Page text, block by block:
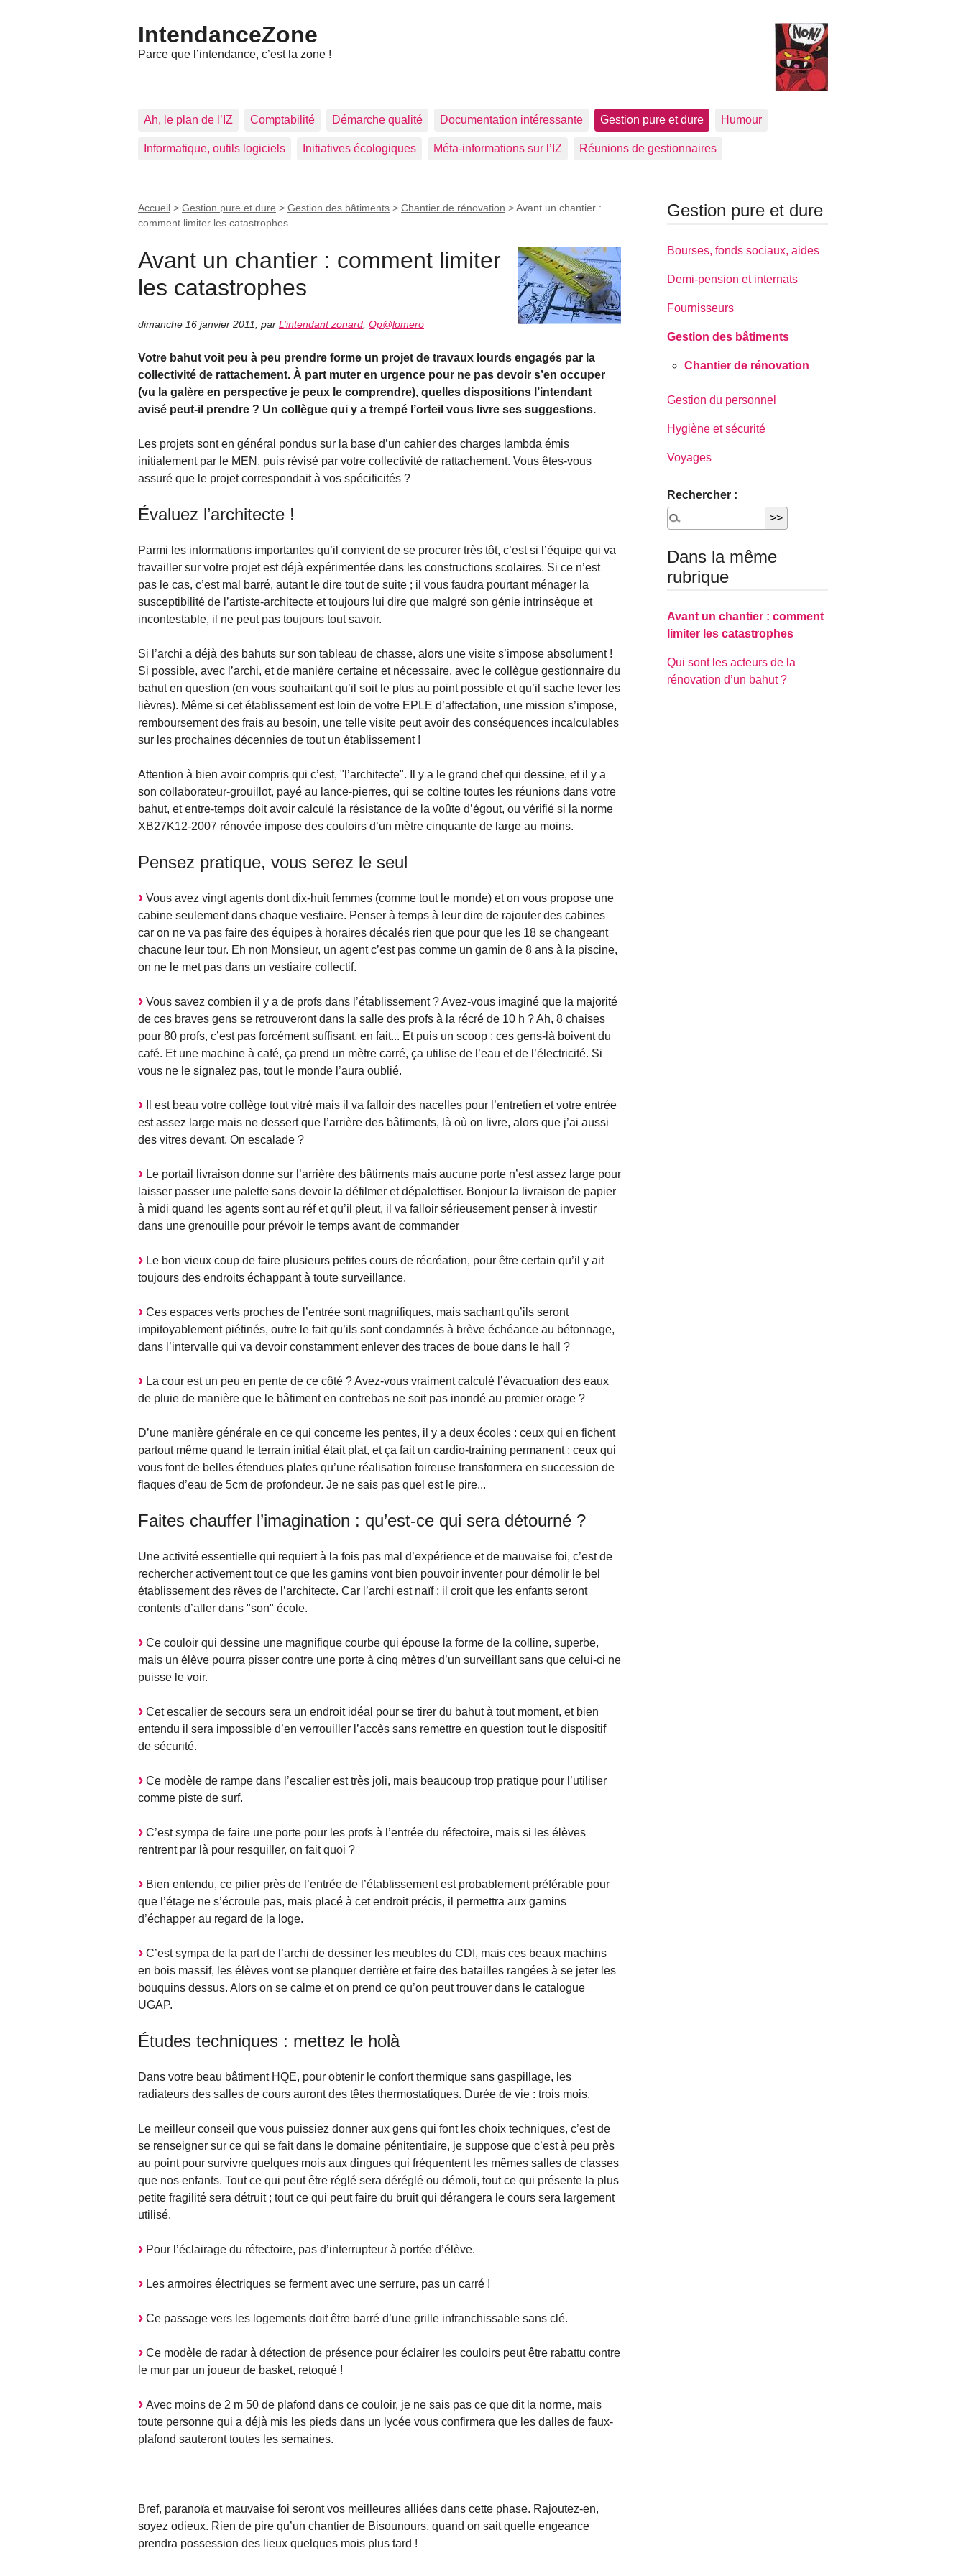
IntendanceZone
Parce que l’intendance, c’est la zone !
Ah, le plan de l’IZ Comptabilité Démarche qualité Documentation intéressante Gestion pure et dure Humour
Informatique, outils logiciels Initiatives écologiques Méta-informations sur l’IZ Réunions de gestionnaires
Accueil > Gestion pure et dure > Gestion des bâtiments > Chantier de rénovation >Avant un chantier :
comment limiter les catastrophes
Avant un chantier : comment limiter
les catastrophes
dimanche 16 janvier 2011 par L’intendant zonard Op@lomero
Votre bahut voit peu à peu prendre forme un projet de travaux lourds engagés par la
collectivité de rattachement. À part muter en urgence pour ne pas devoir s’en occuper
(vu la galère en perspective je peux le comprendre), quelles dispositions l’intendant
avisé peut-il prendre ? Un collègue qui y a trempé l’orteil vous livre ses suggestions.
Les projets sont en général pondus sur la base d’un cahier des charges lambda émis
initialement par le MEN, puis révisé par votre collectivité de rattachement. Vous êtes-vous
assuré que le projet correspondait à vos spécificités ?
Évaluez l’architecte !
Parmi les informations importantes qu’il convient de se procurer très tôt, c’est si l’équipe qui va
travailler sur votre projet est déjà expérimentée dans les constructions scolaires. Si ce n’est
pas le cas, c’est mal barré, autant le dire tout de suite ; il vous faudra pourtant ménager la
susceptibilité de l’artiste-architecte et toujours lui dire que malgré son génie intrinsèque et
incontestable, il ne peut pas toujours tout savoir.
Si l’archi a déjà des bahuts sur son tableau de chasse, alors une visite s’impose absolument !
Si possible, avec l’archi, et de manière certaine et nécessaire, avec le collègue gestionnaire du
bahut en question (en vous souhaitant qu’il soit le plus au point possible et qu’il sache lever les
lièvres). Même si cet établissement est loin de votre EPLE d’affectation, une mission s’impose,
remboursement des frais au besoin, une telle visite peut avoir des conséquences incalculables
sur les prochaines décennies de tout un établissement !
Attention à bien avoir compris qui c’est, "l’architecte". Il y a le grand chef qui dessine, et il y a
son collaborateur-grouillot, payé au lance-pierres, qui se coltine toutes les réunions dans votre
bahut, et entre-temps doit avoir calculé la résistance de la voûte d’égout, ou vérifié si la norme
XB27K12-2007 rénovée impose des couloirs d’un mètre cinquante de large au moins.
Pensez pratique, vous serez le seul
Vous avez vingt agents dont dix-huit femmes (comme tout le monde) et on vous propose une
cabine seulement dans chaque vestiaire. Penser à temps à leur dire de rajouter des cabines
car on ne va pas faire des équipes à horaires décalés rien que pour que les 18 se changeant
chacune leur tour. Eh non Monsieur, un agent c’est pas comme un gamin de 8 ans à la piscine,
on ne le met pas dans un vestiaire collectif.
Vous savez combien il y a de profs dans l’établissement ? Avez-vous imaginé que la majorité
de ces braves gens se retrouveront dans la salle des profs à la récré de 10 h ? Ah, 8 chaises
pour 80 profs, c’est pas forcément suffisant, en fait... Et puis un scoop : ces gens-là boivent du
café. Et une machine à café, ça prend un mètre carré, ça utilise de l’eau et de l’électricité. Si
vous ne le signalez pas, tout le monde l’aura oublié.
Il est beau votre collège tout vitré mais il va falloir des nacelles pour l’entretien et votre entrée
est assez large mais ne dessert que l’arrière des bâtiments, là où on livre, alors que j’ai aussi
des vitres devant. On escalade ?
Le portail livraison donne sur l’arrière des bâtiments mais aucune porte n’est assez large pour
laisser passer une palette sans devoir la défilmer et dépalettiser. Bonjour la livraison de papier
à midi quand les agents sont au réf et qu’il pleut, il va falloir sérieusement penser à investir
dans une grenouille pour prévoir le temps avant de commander
Le bon vieux coup de faire plusieurs petites cours de récréation, pour être certain qu’il y ait
toujours des endroits échappant à toute surveillance.
Ces espaces verts proches de l’entrée sont magnifiques, mais sachant qu’ils seront
impitoyablement piétinés, outre le fait qu’ils sont condamnés à brève échéance au bétonnage,
dans l’intervalle qui va devoir constamment enlever des traces de boue dans le hall ?
La cour est un peu en pente de ce côté ? Avez-vous vraiment calculé l’évacuation des eaux
de pluie de manière que le bâtiment en contrebas ne soit pas inondé au premier orage ?
D’une manière générale en ce qui concerne les pentes, il y a deux écoles : ceux qui en fichent
partout même quand le terrain initial était plat, et ça fait un cardio-training permanent ; ceux qui
vous font de belles étendues plates qu’une réalisation foireuse transformera en succession de
flaques d’eau de 5cm de profondeur. Je ne sais pas quel est le pire...
Faites chauffer l’imagination : qu’est-ce qui sera détourné ?
Une activité essentielle qui requiert à la fois pas mal d’expérience et de mauvaise foi, c’est de
rechercher activement tout ce que les gamins vont bien pouvoir inventer pour démolir le bel
établissement des rêves de l’architecte. Car l’archi est naïf : il croit que les enfants seront
contents d’aller dans "son" école.
Ce couloir qui dessine une magnifique courbe qui épouse la forme de la colline, superbe,
mais un élève pourra pisser contre une porte à cinq mètres d’un surveillant sans que celui-ci ne
puisse le voir.
Cet escalier de secours sera un endroit idéal pour se tirer du bahut à tout moment, et bien
entendu il sera impossible d’en verrouiller l’accès sans remettre en question tout le dispositif
de sécurité.
Ce modèle de rampe dans l’escalier est très joli, mais beaucoup trop pratique pour l’utiliser
comme piste de surf.
C’est sympa de faire une porte pour les profs à l’entrée du réfectoire, mais si les élèves
rentrent par là pour resquiller, on fait quoi ?
Bien entendu, ce pilier près de l’entrée de l’établissement est probablement préférable pour
que l’étage ne s’écroule pas, mais placé à cet endroit précis, il permettra aux gamins
d’échapper au regard de la loge.
C’est sympa de la part de l’archi de dessiner les meubles du CDI, mais ces beaux machins
en bois massif, les élèves vont se planquer derrière et faire des batailles rangées à se jeter les
bouquins dessus. Alors on se calme et on prend ce qu’on peut trouver dans le catalogue
UGAP.
Études techniques : mettez le holà
Dans votre beau bâtiment HQE, pour obtenir le confort thermique sans gaspillage, les
radiateurs des salles de cours auront des têtes thermostatiques. Durée de vie : trois mois.
Le meilleur conseil que vous puissiez donner aux gens qui font les choix techniques, c’est de
se renseigner sur ce qui se fait dans le domaine pénitentiaire, je suppose que c’est à peu près
au point pour survivre quelques mois aux dingues qui fréquentent les mêmes salles de classes
que nos enfants. Tout ce qui peut être réglé sera déréglé ou démoli, tout ce qui présente la plus
petite fragilité sera détruit ; tout ce qui peut faire du bruit qui dérangera le cours sera largement
utilisé.
Pour l’éclairage du réfectoire, pas d’interrupteur à portée d’élève.
Les armoires électriques se ferment avec une serrure, pas un carré !
Ce passage vers les logements doit être barré d’une grille infranchissable sans clé.
Ce modèle de radar à détection de présence pour éclairer les couloirs peut être rabattu contre
le mur par un joueur de basket, retoqué !
Avec moins de 2 m 50 de plafond dans ce couloir, je ne sais pas ce que dit la norme, mais
toute personne qui a déjà mis les pieds dans un lycée vous confirmera que les dalles de faux-
plafond sauteront toutes les semaines.
Bref, paranoïa et mauvaise foi seront vos meilleures alliées dans cette phase. Rajoutez-en,
soyez odieux. Rien de pire qu’un chantier de Bisounours, quand on sait quelle engeance
prendra possession des lieux quelques mois plus tard !
Gestion pure et dure
Bourses, fonds sociaux, aides
Demi-pension et internats
Fournisseurs
Gestion des bâtiments
Chantier de rénovation
Gestion du personnel
Hygiène et sécurité
Voyages
Rechercher :
Dans la même
rubrique
Avant un chantier : comment
limiter les catastrophes
Qui sont les acteurs de la
rénovation d’un bahut ?